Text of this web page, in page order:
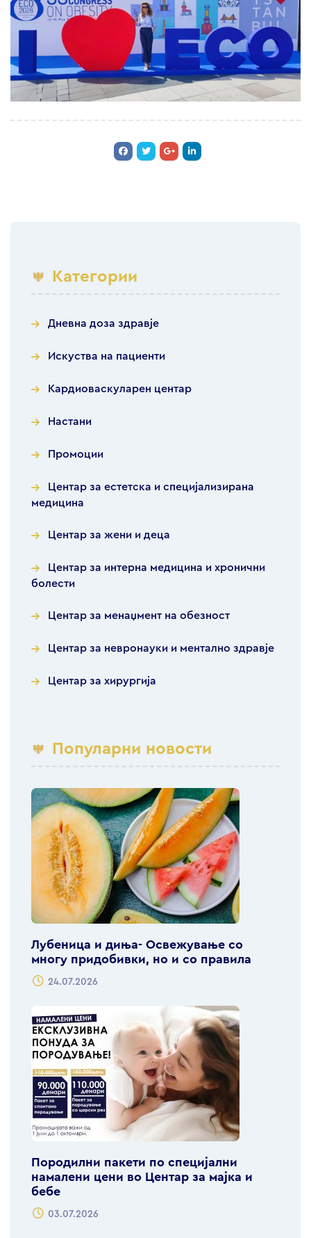
Категории
Дневна доза здравје
Искуства на пациенти
Кардиоваскуларен центар
Настани
Промоции
Центар за естетска и специјализирана
медицина
Центар за жени и деца
Центар за интерна медицина и хронични
болести
Центар за менаџмент на обезност
Центар за невронауки и ментално здравје
Центар за хирургија
Популарни новости
Лубеница и диња- Освежување со
многу придобивки, но и со правила
24.07.2026
Породилни пакети по специјални
намалени цени во Центар за мајка и
бебе
03.07.2026